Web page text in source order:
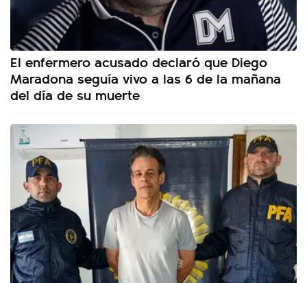
El enfermero acusado declaró que Diego
Maradona seguía vivo a las 6 de la mañana
del día de su muerte